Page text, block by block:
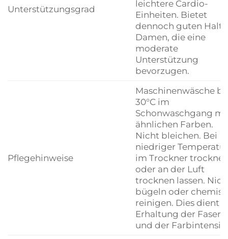
Unterstützungsgrad
leichtere Cardio-
Einheiten. Bietet
dennoch guten Halt
Damen, die eine
moderate
Unterstützung
bevorzugen.
Pflegehinweise
Maschinenwäsche
30°C im
Schonwaschgang
ähnlichen Farben.
Nicht bleichen. Bei
niedriger Temperatur
im Trockner
oder an der Luft
trocknen lassen.
bügeln oder
reinigen. Dies dient
Erhaltung der Fasern
und der